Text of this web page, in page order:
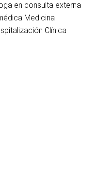
en consulta externa
Medicina
Clínica